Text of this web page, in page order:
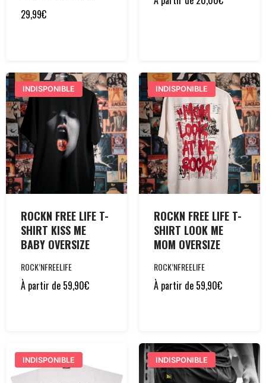
29,99€
INDISPONIBLE
ROCKN FREE LIFE T-
SHIRT KISS ME
BABY OVERSIZE
ROCK’NFREELIFE
À partir de 59,90€
INDISPONIBLE
ROCKN FREE LIFE T-
SHIRT LOOK ME
MOM OVERSIZE
ROCK’NFREELIFE
À partir de 59,90€
INDISPONIBLE INDISPONIBLE